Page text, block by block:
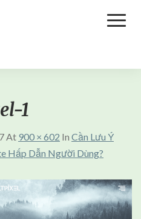
1
At 900 × 602 In Cần Lưu Ý
Hấp Dẫn Người Dùng?